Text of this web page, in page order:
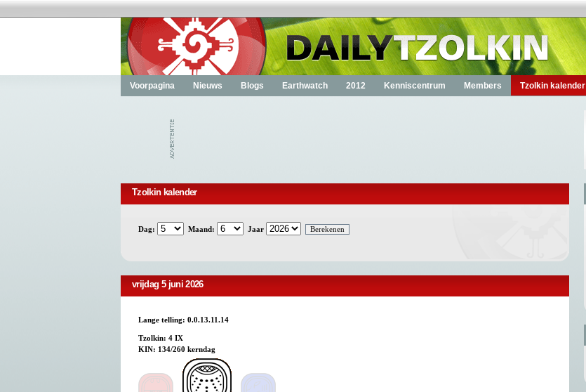
Voorpagina Nieuws Blogs Earthwatch 2012 Kenniscentrum Members Tzolkin kalender
Tzolkin kalender
Dag: Maand: Jaar
vrijdag 5 juni 2026
Lange telling: 0.0.13.11.14
Tzolkin: 4 IX
KIN: 134/260 kerndag